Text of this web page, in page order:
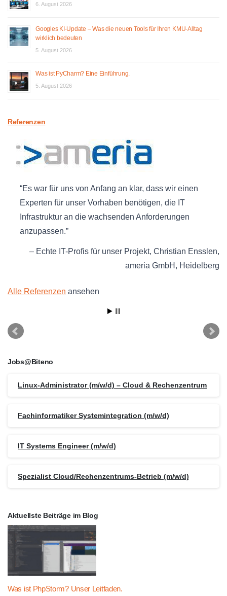
6. August 2026
Googles KI-Update – Was die neuen Tools für Ihren KMU-Alltag
wirklich bedeuten
5. August 2026
Was ist PyCharm? Eine Einführung.
5. August 2026
Referenzen
Es war für uns von Anfang an klar, dass wir einen
Experten für unser Vorhaben benötigen, die IT
Infrastruktur an die wachsenden Anforderungen
anzupassen.
Echte IT-Profis für unser Projekt Christian Ensslen
ameria GmbH
Heidelberg
Alle Referenzen ansehen
Jobs@Biteno
Linux-Administrator (m/w/d) – Cloud & Rechenzentrum
Fachinformatiker Systemintegration (m/w/d)
IT Systems Engineer (m/w/d)
Spezialist Cloud/Rechenzentrums-Betrieb (m/w/d)
Aktuellste Beiträge im Blog
Was ist PhpStorm? Unser Leitfaden.